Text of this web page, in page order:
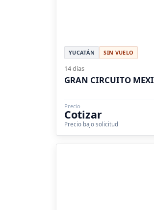
YUCATÁN SIN VUELO
14 días
GRAN CIRCUITO
Precio
Cotizar
Precio bajo solicitud